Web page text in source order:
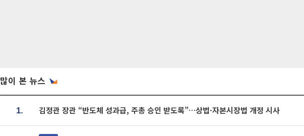
많이 본 뉴스
1. 김정관 장관 “반도체 성과급, 주총 승인 받도록”…상법·자본시장법 개정 시사